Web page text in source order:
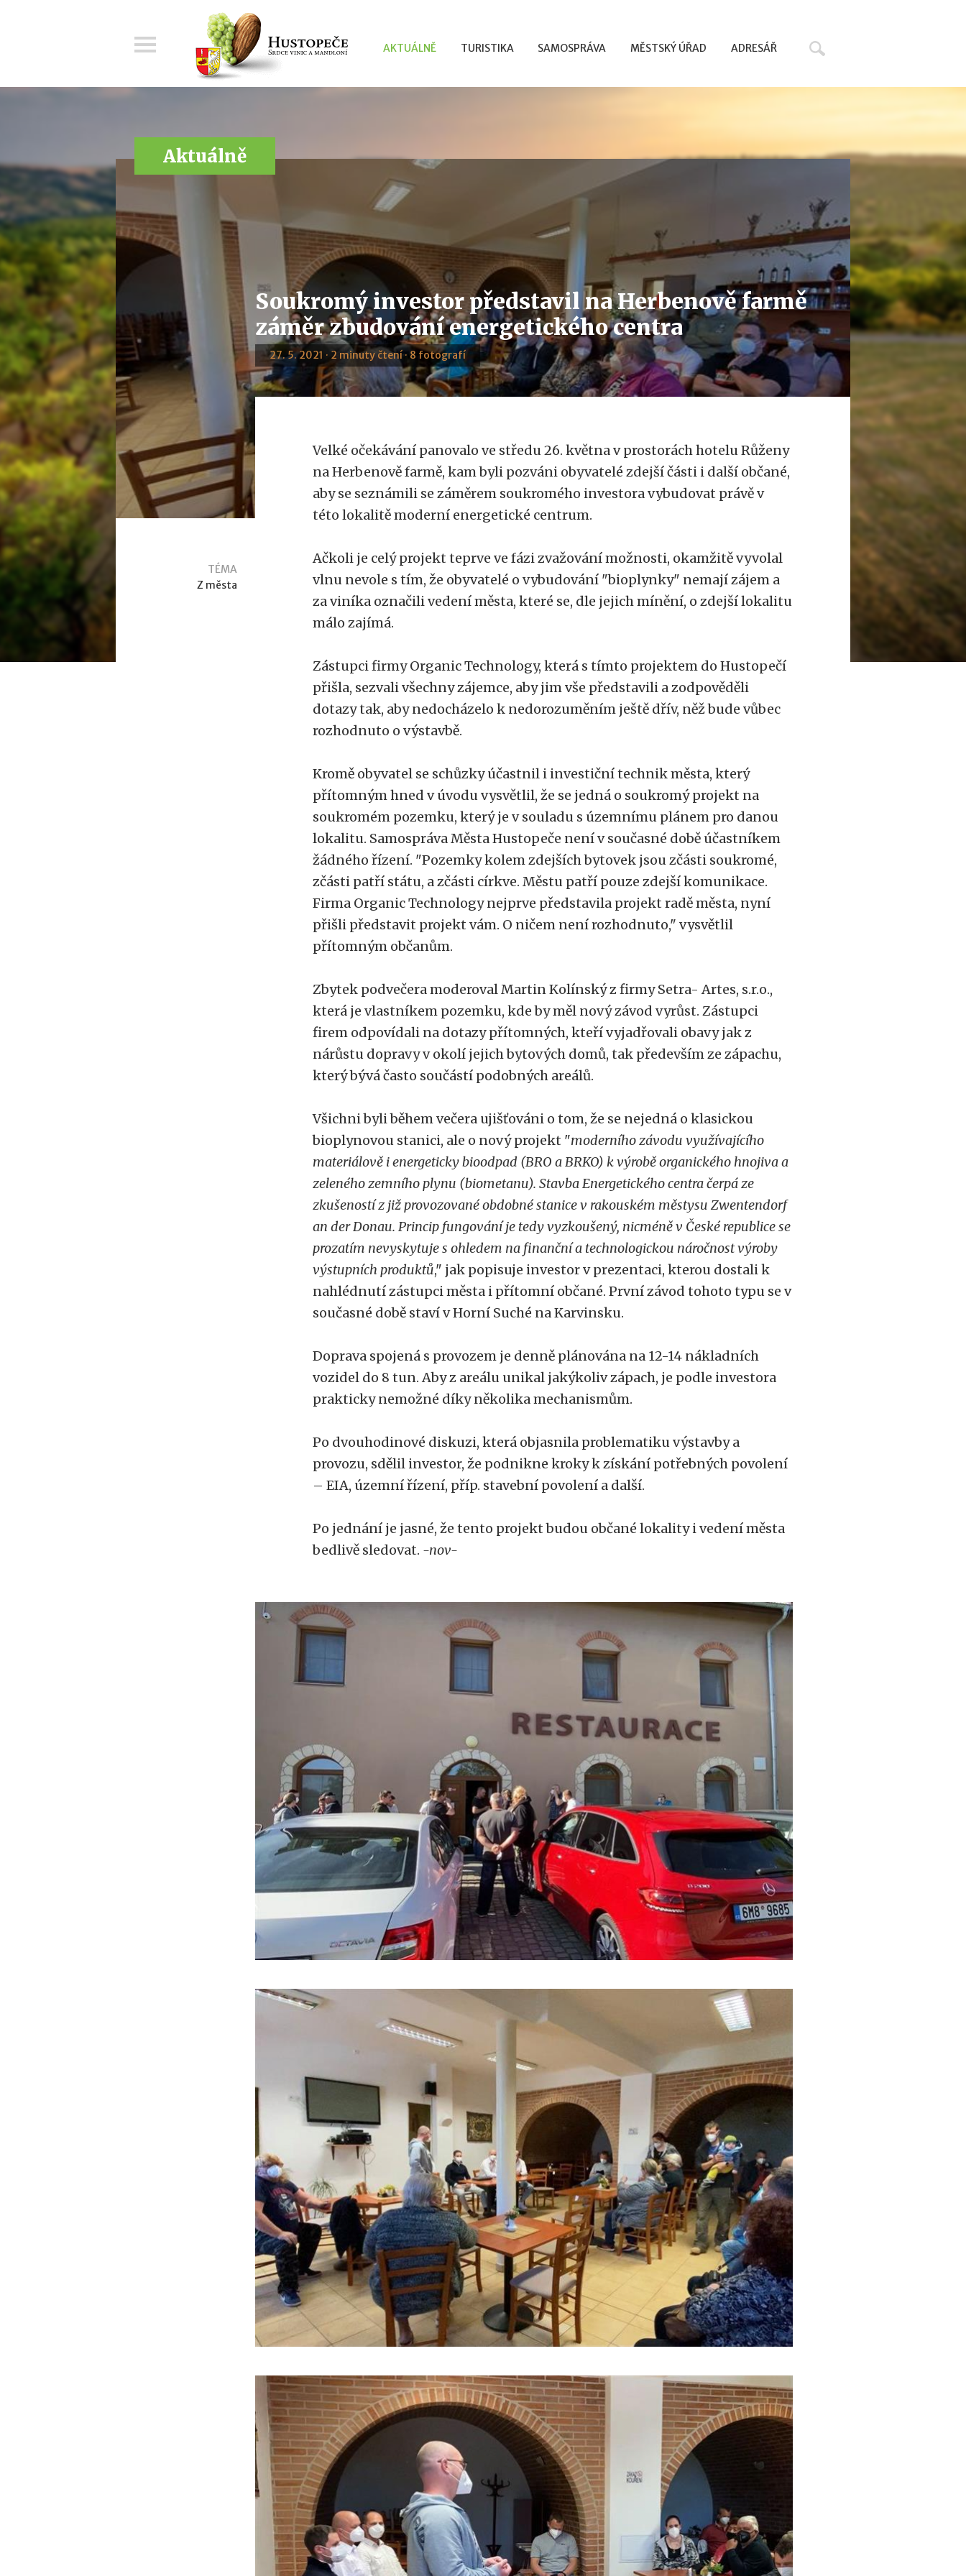
AKTUÁLNĚ TURISTIKA SAMOSPRÁVA MĚSTSKÝ ÚŘAD ADRESÁŘ
Aktuálně
Soukromý investor představil na Herbenově farmě
záměr zbudování energetického centra
27. 5. 2021 · 2 minuty čtení · 8 fotografí
TÉMA
Z města
Velké očekávání panovalo ve středu 26. května v prostorách hotelu Růženy
na Herbenově farmě, kam byli pozváni obyvatelé zdejší části i další občané,
aby se seznámili se záměrem soukromého investora vybudovat právě v
této lokalitě moderní energetické centrum.
Ačkoli je celý projekt teprve ve fázi zvažování možnosti, okamžitě vyvolal
vlnu nevole s tím, že obyvatelé o vybudování "bioplynky" nemají zájem a
za viníka označili vedení města, které se, dle jejich mínění, o zdejší lokalitu
málo zajímá.
Zástupci firmy Organic Technology, která s tímto projektem do Hustopečí
přišla, sezvali všechny zájemce, aby jim vše představili a zodpověděli
dotazy tak, aby nedocházelo k nedorozuměním ještě dřív, něž bude vůbec
rozhodnuto o výstavbě.
Kromě obyvatel se schůzky účastnil i investiční technik města, který
přítomným hned v úvodu vysvětlil, že se jedná o soukromý projekt na
soukromém pozemku, který je v souladu s územnímu plánem pro danou
lokalitu. Samospráva Města Hustopeče není v současné době účastníkem
žádného řízení. "Pozemky kolem zdejších bytovek jsou zčásti soukromé,
zčásti patří státu, a zčásti církve. Městu patří pouze zdejší komunikace.
Firma Organic Technology nejprve představila projekt radě města, nyní
přišli představit projekt vám. O ničem není rozhodnuto," vysvětlil
přítomným občanům.
Zbytek podvečera moderoval Martin Kolínský z firmy Setra- Artes, s.r.o.,
která je vlastníkem pozemku, kde by měl nový závod vyrůst. Zástupci
firem odpovídali na dotazy přítomných, kteří vyjadřovali obavy jak z
nárůstu dopravy v okolí jejich bytových domů, tak především ze zápachu,
který bývá často součástí podobných areálů.
Všichni byli během večera ujišťováni o tom, že se nejedná o klasickou
bioplynovou stanici, ale o nový projekt "moderního závodu využívajícího
materiálově i energeticky bioodpad (BRO a BRKO) k výrobě organického hnojiva a
zeleného zemního plynu (biometanu). Stavba Energetického centra čerpá ze
zkušeností z již provozované obdobné stanice v rakouském městysu Zwentendorf
an der Donau. Princip fungování je tedy vyzkoušený, nicméně v České republice se
prozatím nevyskytuje s ohledem na finanční a technologickou náročnost výroby
výstupních produktů," jak popisuje investor v prezentaci, kterou dostali k
nahlédnutí zástupci města i přítomní občané. První závod tohoto typu se v
současné době staví v Horní Suché na Karvinsku.
Doprava spojená s provozem je denně plánována na 12-14 nákladních
vozidel do 8 tun. Aby z areálu unikal jakýkoliv zápach, je podle investora
prakticky nemožné díky několika mechanismům.
Po dvouhodinové diskuzi, která objasnila problematiku výstavby a
provozu, sdělil investor, že podnikne kroky k získání potřebných povolení
– EIA, územní řízení, příp. stavební povolení a další.
Po jednání je jasné, že tento projekt budou občané lokality i vedení města
bedlivě sledovat. -nov-